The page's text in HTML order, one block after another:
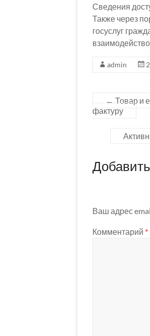
Сведения
Также через
госуслуг
admin
← Товар и
фактуру
Ваш адрес
Комментарий *